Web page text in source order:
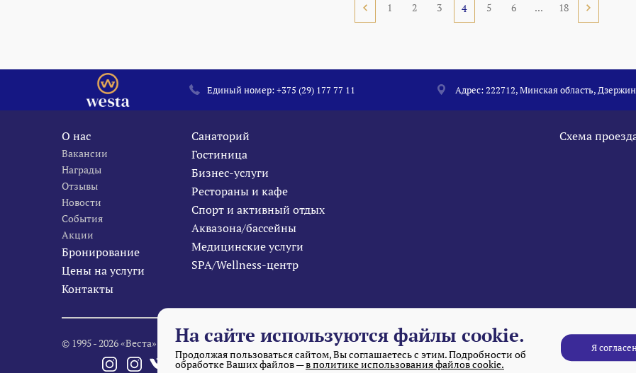
1 2 3 4 5 6 ... 18
Единый номер:+375 (29) 177 77 11 Адрес: 222712, Минская область,
О нас
Вакансии
Награды
Отзывы
Новости
События
Акции
Бронирование
Цены на услуги
Контакты
Санаторий
Гостиница
Бизнес-услуги
Рестораны и кафе
Спорт и активный отдых
Аквазона/бассейны
Медицинские услуги
SPA/Wellness-центр
Схема
© 1995 - 2026 «Веста» Все права защищены.На сайте используются файлы cookie.
Продолжая пользоваться сайтом, Вы соглашаетесь с этим. Подробности об
обработке Ваших файлов —в политике использования файлов cookie.
Я